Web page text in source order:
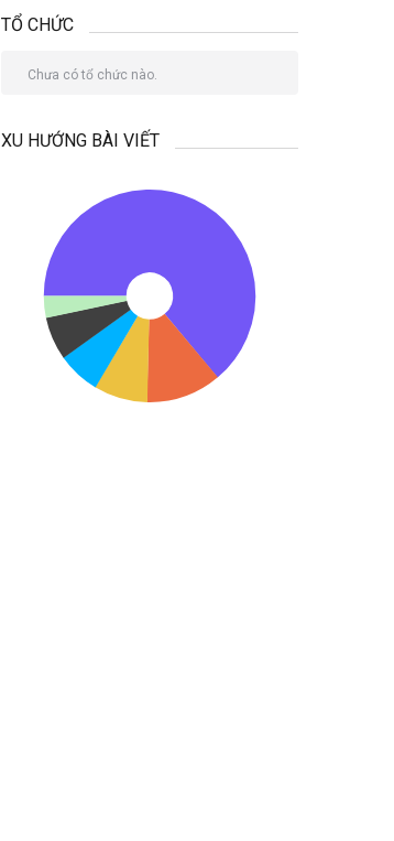
TỔ CHỨC
Chưa có tổ chức nào.
XU HƯỚNG BÀI VIẾT